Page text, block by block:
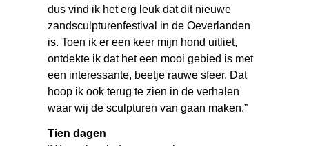
dus vind ik het erg leuk dat dit nieuwe
zandsculpturenfestival in de Oeverlanden
is. Toen ik er een keer mijn hond uitliet,
ontdekte ik dat het een mooi gebied is met
een interessante, beetje rauwe sfeer. Dat
hoop ik ook terug te zien in de verhalen
waar wij de sculpturen van gaan maken.”
Tien dagen